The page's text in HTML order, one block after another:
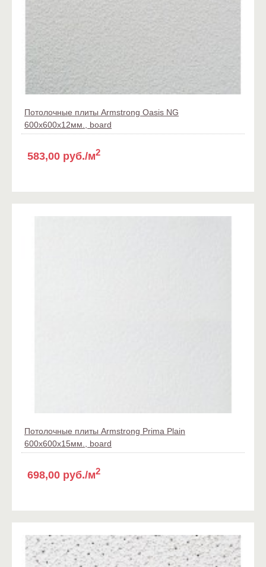
Потолочные плиты Armstrong Oasis NG
600x600x12мм., board
583,00 руб./м2
Потолочные плиты Armstrong Prima Plain
600x600x15мм., board
698,00 руб./м2